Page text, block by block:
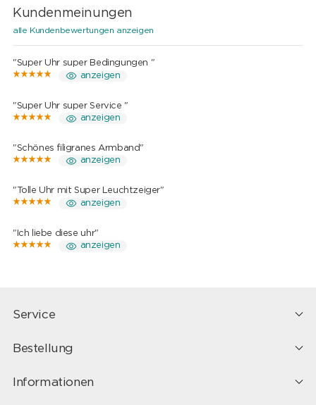
Kundenmeinungen
alle Kundenbewertungen anzeigen
"Super Uhr super Bedingungen "
anzeigen
"Super Uhr super Service "
anzeigen
"Schönes filigranes Armband"
anzeigen
"Tolle Uhr mit Super Leuchtzeiger"
anzeigen
"Ich liebe diese uhr"
anzeigen
Service
Bestellung
Informationen